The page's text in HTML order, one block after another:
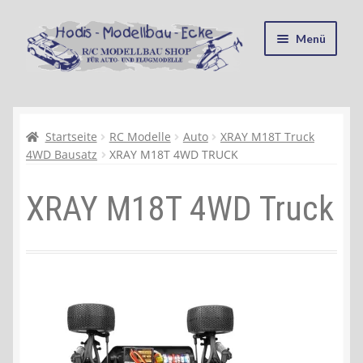
Zur
Navigation
springen
Zum
Inhalt
springen
Menü
Kasse
Recycling, Entsorgung und Umwelt
Warenkorb
Ablauf einer Bestellung
Startseite RC Modelle Auto
XRAY M18T Truck
4WD Bausatz
XRAY M18T 4WD TRUCK
XRAY M18T 4WD Truck